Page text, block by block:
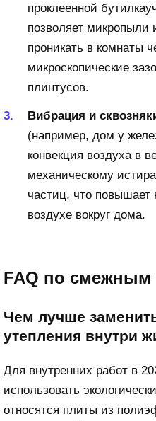
проклеенной
позволяет микропыли
проникать в комнаты
микроскопические
плинтусов.
Вибрация и
(например, дом у
конвекция воздуха в
механическому
частиц, что
воздухе вокруг дома.
FAQ по смежным
Чем лучше
утепления внутри
Для внутренних работ в
использовать
относятся плиты из